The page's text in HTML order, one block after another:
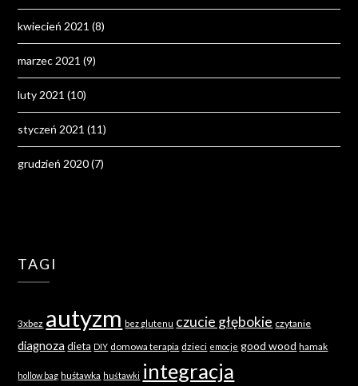
kwiecień 2021 (8)
marzec 2021 (9)
luty 2021 (10)
styczeń 2021 (11)
grudzień 2020(7)
TAGI
3xbez autyzm bez glutenu czucie głębokie czytanie
diagnoza dieta DIY domowa terapia dzieci emocje good wood hamak
hollow bag huśtawka huśtawki integracja